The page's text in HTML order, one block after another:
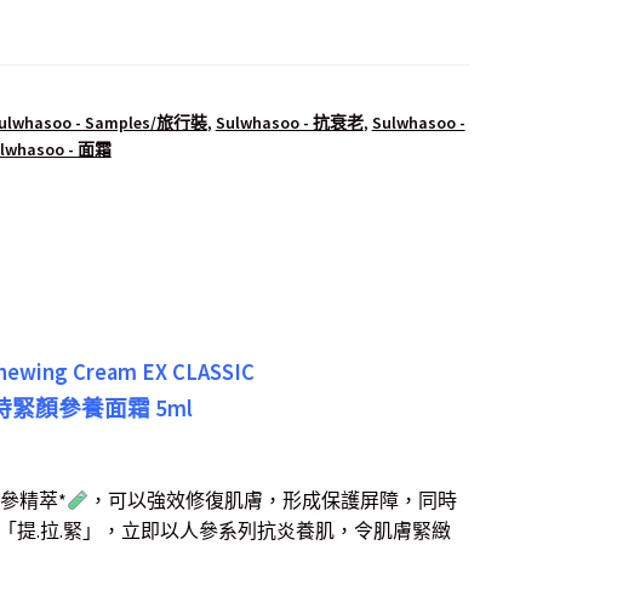
- Samples/旅行裝, Sulwhasoo - 抗衰老, Sulwhasoo -
- 面霜
Cream EX CLASSIC
緊顏參養面霜 5ml
精萃*
，可以強效修復肌膚，形成保護屏障，同時
提.拉.緊」，立即以人參系列抗炎養肌，令肌膚緊緻